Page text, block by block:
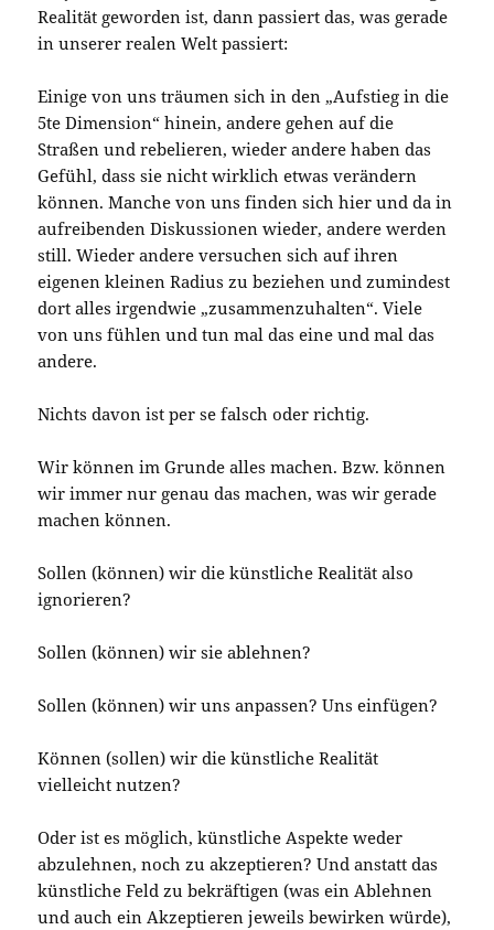
Realität geworden ist, dann passiert das, was gerade
in unserer realen Welt passiert:
Einige von uns träumen sich in den „Aufstieg in die
5te Dimension“ hinein, andere gehen auf die
Straßen und rebelieren, wieder andere haben das
Gefühl, dass sie nicht wirklich etwas verändern
können. Manche von uns finden sich hier und da in
aufreibenden Diskussionen wieder, andere werden
still. Wieder andere versuchen sich auf ihren
eigenen kleinen Radius zu beziehen und zumindest
dort alles irgendwie „zusammenzuhalten“. Viele
von uns fühlen und tun mal das eine und mal das
andere.
Nichts davon ist per se falsch oder richtig.
Wir können im Grunde alles machen. Bzw. können
wir immer nur genau das machen, was wir gerade
machen können.
Sollen (können) wir die künstliche Realität also
ignorieren?
Sollen (können) wir sie ablehnen?
Sollen (können) wir uns anpassen? Uns einfügen?
Können (sollen) wir die künstliche Realität
vielleicht nutzen?
Oder ist es möglich, künstliche Aspekte weder
abzulehnen, noch zu akzeptieren? Und anstatt das
künstliche Feld zu bekräftigen (was ein Ablehnen
und auch ein Akzeptieren jeweils bewirken würde),